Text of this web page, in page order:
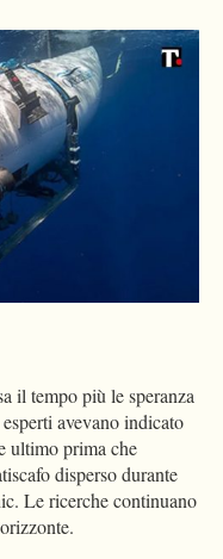
il tempo più le speranza
avevano indicato
ultimo prima che
disperso durante
Le ricerche continuano